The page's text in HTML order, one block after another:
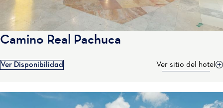
Camino Real Pachuca
Ver Disponibilidad Ver sitio del hotel